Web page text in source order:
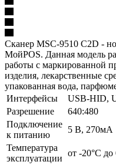
Сканер MSC-9510 C2D -
МойPOS. Данная модель
работы с маркированной
изделия, лекарственные
упакованная вода,
Интерфейсы
USB-HID,
Разрешение
640:480
Подключение
к питанию
5 В, 270мА
Температура
эксплуатации
от -20°C до